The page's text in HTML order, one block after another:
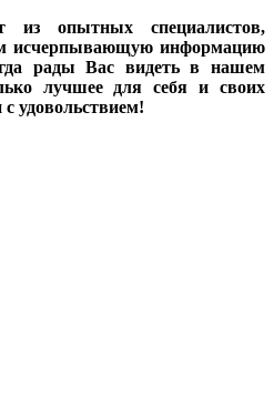
из опытных специалистов,
исчерпывающую информацию
рады Вас видеть в нашем
лучшее для себя и своих
удовольствием!